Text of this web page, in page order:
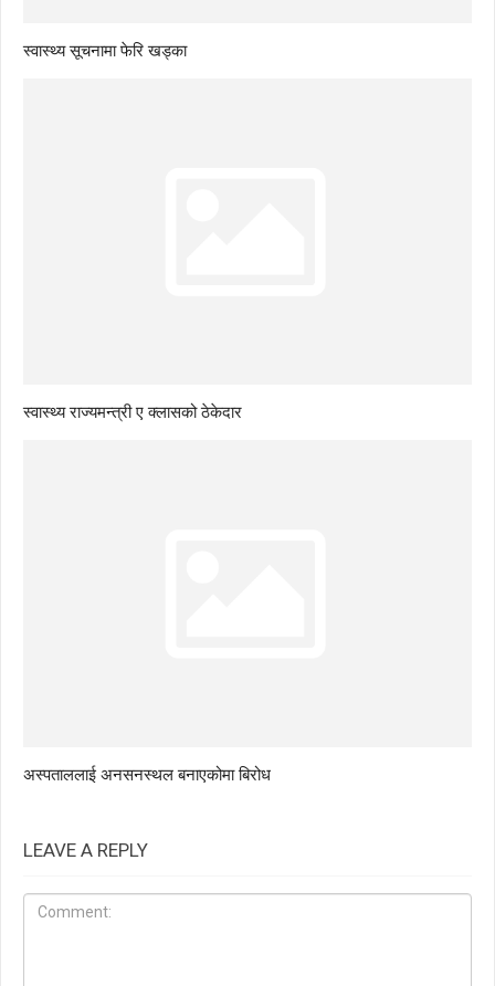
स्वास्थ्य सूचनामा फेरि खड्का
स्वास्थ्य राज्यमन्त्री ए क्लासको ठेकेदार
अस्पताललाई अनसनस्थल बनाएकोमा बिरोध
LEAVE A REPLY